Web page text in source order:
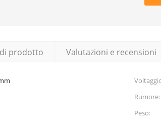
prodotto Valutazioni e recensioni
Rumore:
Peso: